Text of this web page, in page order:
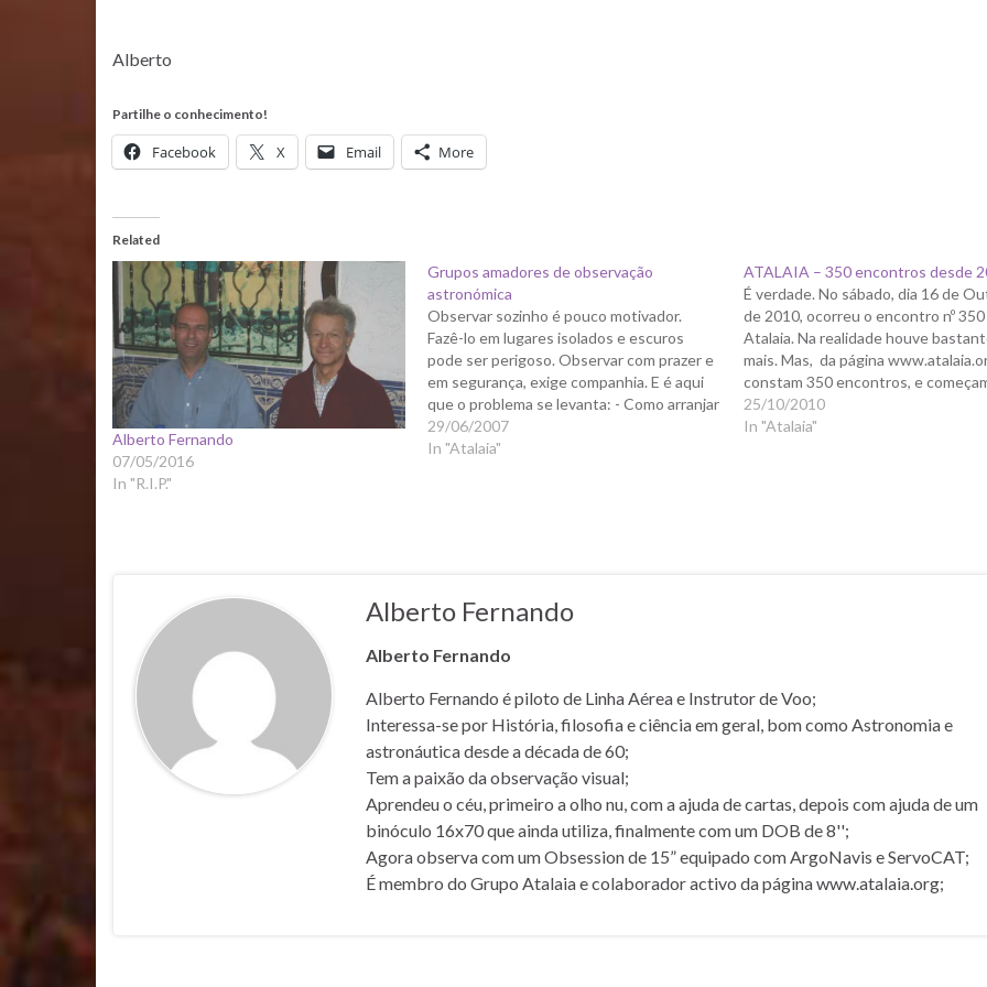
Alberto
Partilhe o conhecimento!
Facebook X Email More
Related
Alberto Fernando
07/05/2016
In "R.I.P."
Grupos amadores de observação
astronómica
Observar sozinho é pouco motivador.
Fazê-lo em lugares isolados e escuros
pode ser perigoso. Observar com prazer e
em segurança, exige companhia. E é aqui
que o problema se levanta: - Como arranjar
companhia, como congregar pessoas que
tenham o mesmo interesse na astronomia,
29/06/2007
In "Atalaia"
ATALAIA – 350 encontros desde
É verdade. No sábado, dia 16 de
de 2010, ocorreu o encontro nº 350
Atalaia. Na realidade houve
mais. Mas, da página
constam 350 encontros, e
2002. Mas já havia encontros na
desde 2000 e alguns encontros não
25/10/2010
In "Atalaia"
Alberto Fernando
Alberto Fernando
Alberto Fernando é piloto de Linha Aérea e Instrutor de Voo;
Interessa-se por História, filosofia e ciência em geral, bom como Astronomia e
astronáutica desde a década de 60;
Tem a paixão da observação visual;
Aprendeu o céu, primeiro a olho nu, com a ajuda de cartas, depois com ajuda de um
binóculo 16x70 que ainda utiliza, finalmente com um DOB de 8'';
Agora observa com um Obsession de 15” equipado com ArgoNavis e ServoCAT;
É membro do Grupo Atalaia e colaborador activo da página www.atalaia.org;